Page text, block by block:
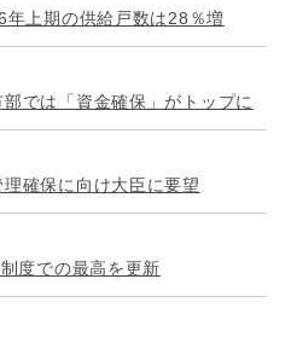
上期の供給戸数は28％増
では「資金確保」がトップに
確保に向け大臣に要望
度での最高を更新